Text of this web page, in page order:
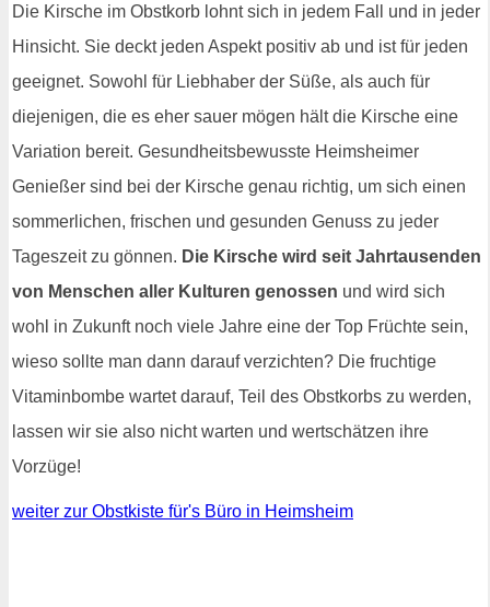
Die Kirsche im Obstkorb lohnt sich in jedem Fall und in jeder
Hinsicht. Sie deckt jeden Aspekt positiv ab und ist für jeden
geeignet. Sowohl für Liebhaber der Süße, als auch für
diejenigen, die es eher sauer mögen hält die Kirsche eine
Variation bereit. Gesundheitsbewusste Heimsheimer
Genießer sind bei der Kirsche genau richtig, um sich einen
sommerlichen, frischen und gesunden Genuss zu jeder
Tageszeit zu gönnen. Die Kirsche wird seit Jahrtausenden
von Menschen aller Kulturen genossen und wird sich
wohl in Zukunft noch viele Jahre eine der Top Früchte sein,
wieso sollte man dann darauf verzichten? Die fruchtige
Vitaminbombe wartet darauf, Teil des Obstkorbs zu werden,
lassen wir sie also nicht warten und wertschätzen ihre
Vorzüge!
weiter zur Obstkiste für's Büro in Heimsheim